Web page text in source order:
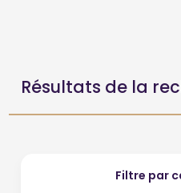
Résultats de la
Filtre par